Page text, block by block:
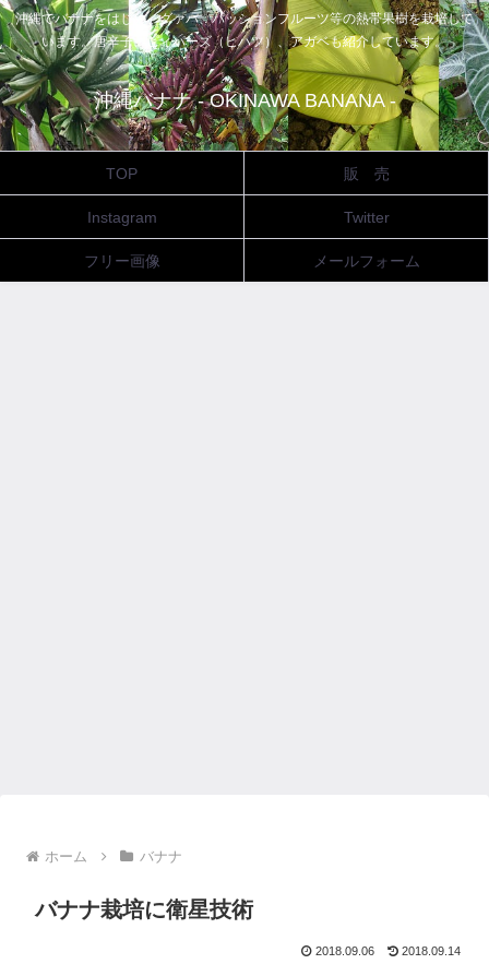
沖縄でバナナをはじめ、グァバ、パッションフルーツ等の熱帯果樹を栽培して
います。唐辛子、ピィパーズ（ヒハツ）、アガベも紹介しています。
沖縄バナナ - OKINAWA BANANA -
TOP 販 売
Instagram Twitter
フリー画像 メールフォーム
ホーム バナナ
バナナ栽培に衛星技術
2018.09.06 2018.09.14